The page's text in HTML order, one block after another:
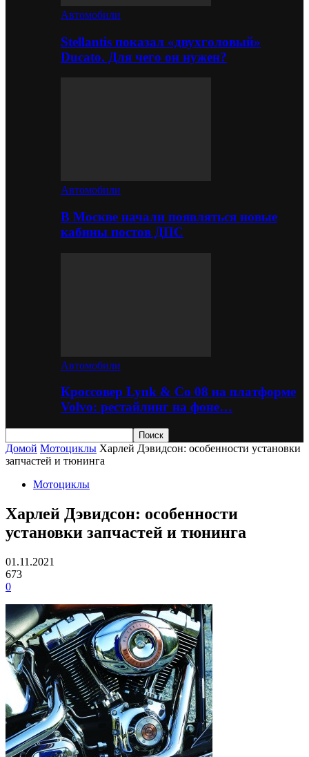
Автомобили
Stellantis показал «двухголовый»
Ducato. Для чего он нужен?
Автомобили
В Москве начали появляться новые
кабины постов ДПС
Автомобили
Кроссовер Lynk & Co 08 на платформе
Volvo: рестайлинг на фоне…
Домой Мотоциклы Харлей Дэвидсон: особенности установки
запчастей и тюнинга
Мотоциклы
Харлей Дэвидсон: особенности
установки запчастей и тюнинга
01.11.2021
673
0